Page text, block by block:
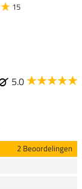
15
5.0
2 Beoordelingen